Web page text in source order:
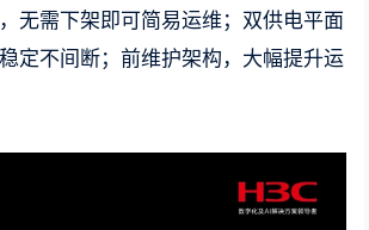
无需下架即可简易运维；双供电平面
定不间断；前维护架构，大幅提升运